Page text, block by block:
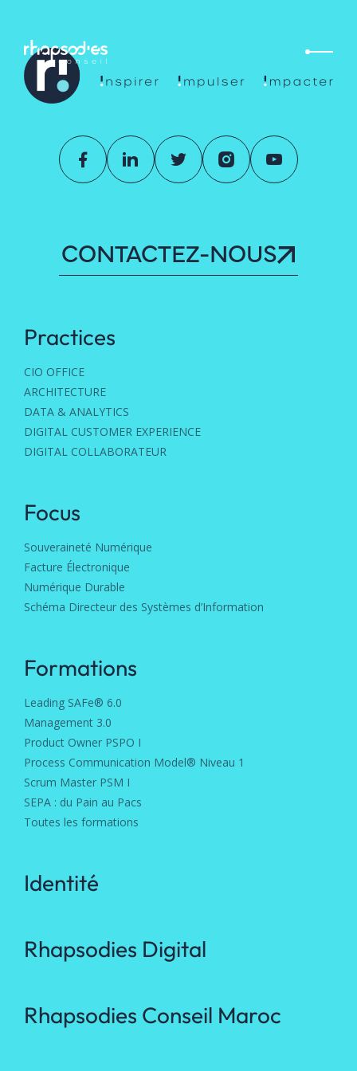
CONTACTEZ-NOUS
Practices
CIO OFFICE
ARCHITECTURE
DATA & ANALYTICS
DIGITAL CUSTOMER EXPERIENCE
DIGITAL COLLABORATEUR
Focus
Souveraineté Numérique
Facture Électronique
Numérique Durable
Schéma Directeur des Systèmes d’Information
Formations
Leading SAFe® 6.0
Management 3.0
Product Owner PSPO I
Process Communication Model® Niveau 1
Scrum Master PSM I
SEPA : du Pain au Pacs
Toutes les formations
Identité
Rhapsodies Digital
Rhapsodies Conseil Maroc